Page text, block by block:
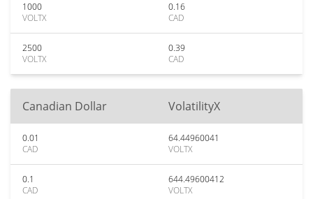
1000
VOLTX
0.16
CAD
2500
VOLTX
0.39
CAD
Canadian Dollar VolatilityX
0.01
CAD
64.44960041
VOLTX
0.1
CAD
644.49600412
VOLTX